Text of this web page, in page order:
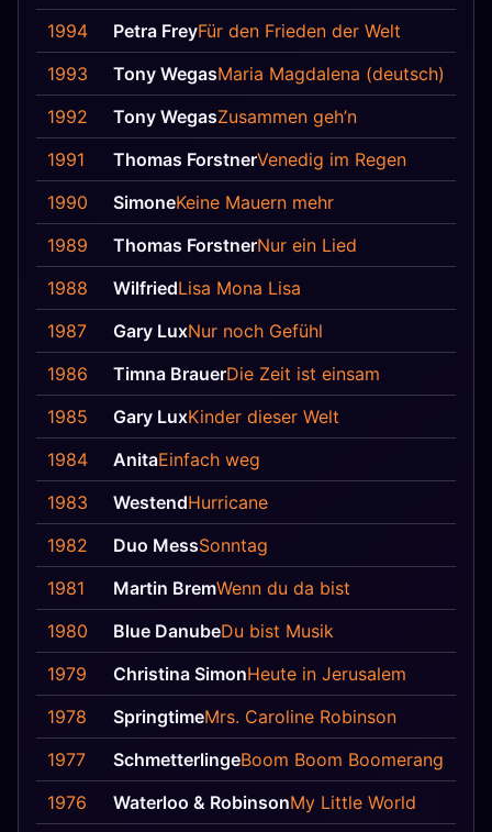
1994
Petra FreyFür den Frieden der Welt
1993
Tony WegasMaria Magdalena (deutsch)
1992
Tony WegasZusammen geh’n
1991
Thomas ForstnerVenedig im Regen
1990
SimoneKeine Mauern mehr
1989
Thomas ForstnerNur ein Lied
1988
WilfriedLisa Mona Lisa
1987
Gary LuxNur noch Gefühl
1986
Timna BrauerDie Zeit ist einsam
1985
Gary LuxKinder dieser Welt
1984
AnitaEinfach weg
1983
WestendHurricane
1982
Duo MessSonntag
1981
Martin BremWenn du da bist
1980
Blue DanubeDu bist Musik
1979
Christina SimonHeute in Jerusalem
1978
SpringtimeMrs. Caroline Robinson
1977
SchmetterlingeBoom Boom Boomerang
1976
Waterloo & RobinsonMy Little World